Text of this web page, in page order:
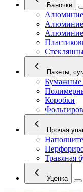
Баночки
Пакеты,
Бумажные
Коробки
Прочая
Травяная
Уценка